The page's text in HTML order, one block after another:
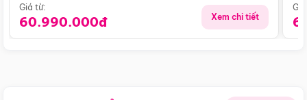
Giá từ:
60.990.000đ Xem chi tiết